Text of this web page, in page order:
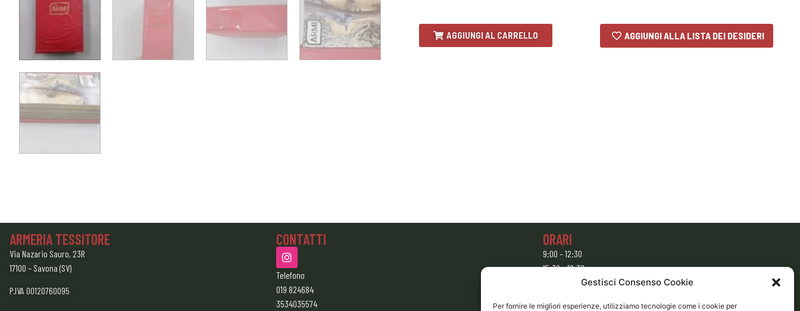
Gestisci Consenso Cookie
Per fornire le migliori esperienze, utilizziamo tecnologie come i cookie per
AGGIUNGI AL CARRELLO AGGIUNGI ALLA LISTA DEI DESIDERI
ARMERIA TESSITORE
Via Nazario Sauro, 23R
17100 – Savona (SV)
P.IVA 00120760095
CONTATTI
Telefono
019 824684
3534035574
ORARI
9:00 – 12:30
15:30 – 19:30
Domenica e Lunedì mattina